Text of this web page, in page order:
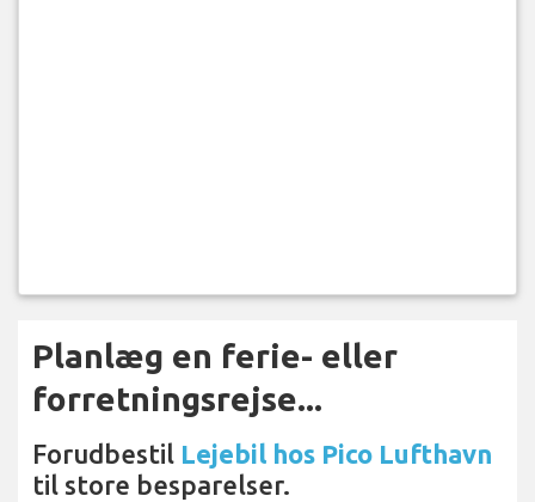
Planlæg en ferie- eller
forretningsrejse...
Forudbestil Lejebil hos Pico Lufthavn
til store besparelser.